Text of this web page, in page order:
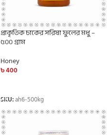
প্রাকৃতিক চাকের সরিষা ফুলের মধু –
৫০০ গ্রাম
Honey
৳400
SKU:ah6-500kg